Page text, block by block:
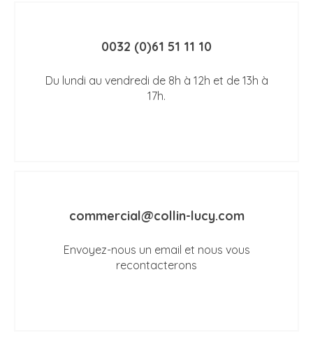
0032 (0)61 51 11 10
Du lundi au vendredi de 8h à 12h et de 13h à
17h.
commercial@collin-lucy.com
Envoyez-nous un email et nous vous
recontacterons